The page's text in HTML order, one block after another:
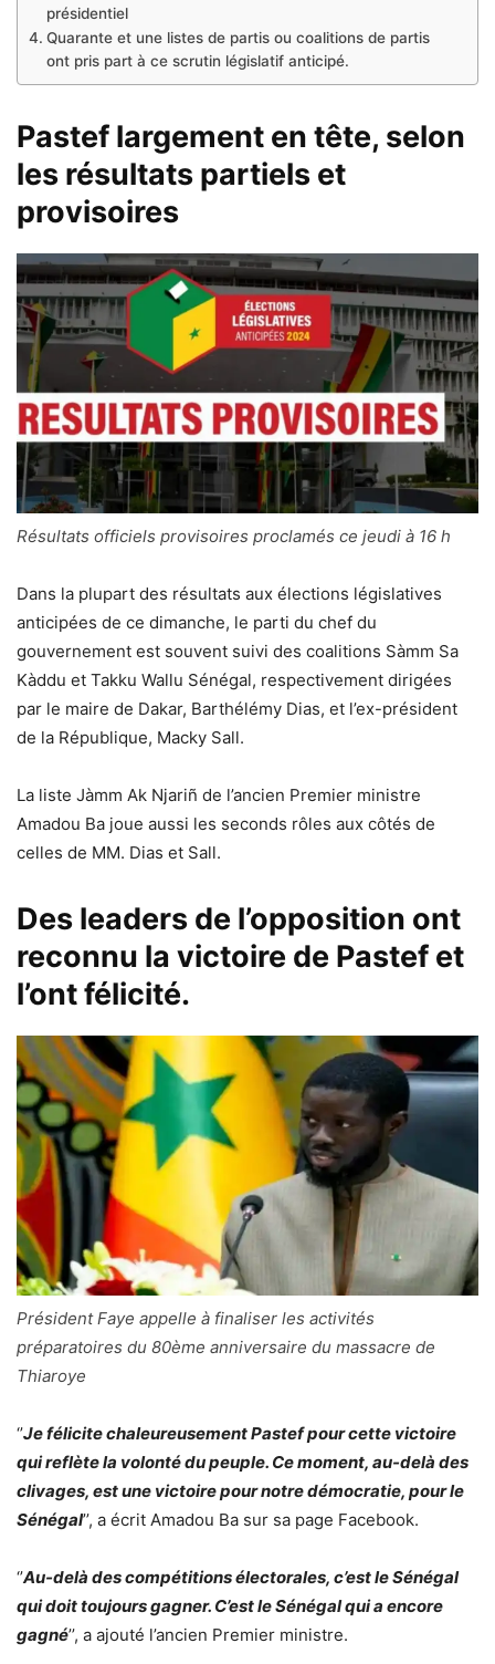
présidentiel
Quarante et une listes de partis ou coalitions de partis
ont pris part à ce scrutin législatif anticipé.
Pastef largement en tête, selon
les résultats partiels et
provisoires
Résultats officiels provisoires proclamés ce jeudi à 16 h
Dans la plupart des résultats aux élections législatives
anticipées de ce dimanche, le parti du chef du
gouvernement est souvent suivi des coalitions Sàmm Sa
Kàddu et Takku Wallu Sénégal, respectivement dirigées
par le maire de Dakar, Barthélémy Dias, et l’ex-président
de la République, Macky Sall.
La liste Jàmm Ak Njariñ de l’ancien Premier ministre
Amadou Ba joue aussi les seconds rôles aux côtés de
celles de MM. Dias et Sall.
Des leaders de l’opposition ont
reconnu la victoire de Pastef et
l’ont félicité.
Président Faye appelle à finaliser les activités
préparatoires du 80ème anniversaire du massacre de
Thiaroye
‘’Je félicite chaleureusement Pastef pour cette victoire
qui reflète la volonté du peuple. Ce moment, au-delà des
clivages, est une victoire pour notre démocratie, pour le
Sénégal’’, a écrit Amadou Ba sur sa page Facebook.
‘’Au-delà des compétitions électorales, c’est le Sénégal
qui doit toujours gagner. C’est le Sénégal qui a encore
gagné’’, a ajouté l’ancien Premier ministre.